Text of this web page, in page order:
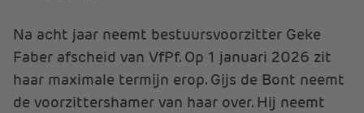
Na acht jaar neemt bestuursvoorzitter Geke
Faber afscheid van VfPf. Op 1 januari 2026 zit
haar maximale termijn erop. Gijs de Bont neemt
de voorzittershamer van haar over. Hij neemt